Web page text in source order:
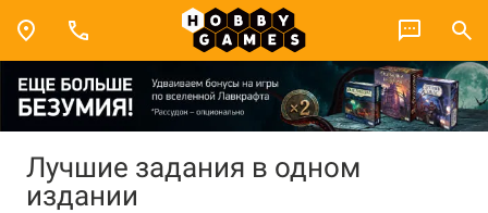
Лучшие задания в одном
издании